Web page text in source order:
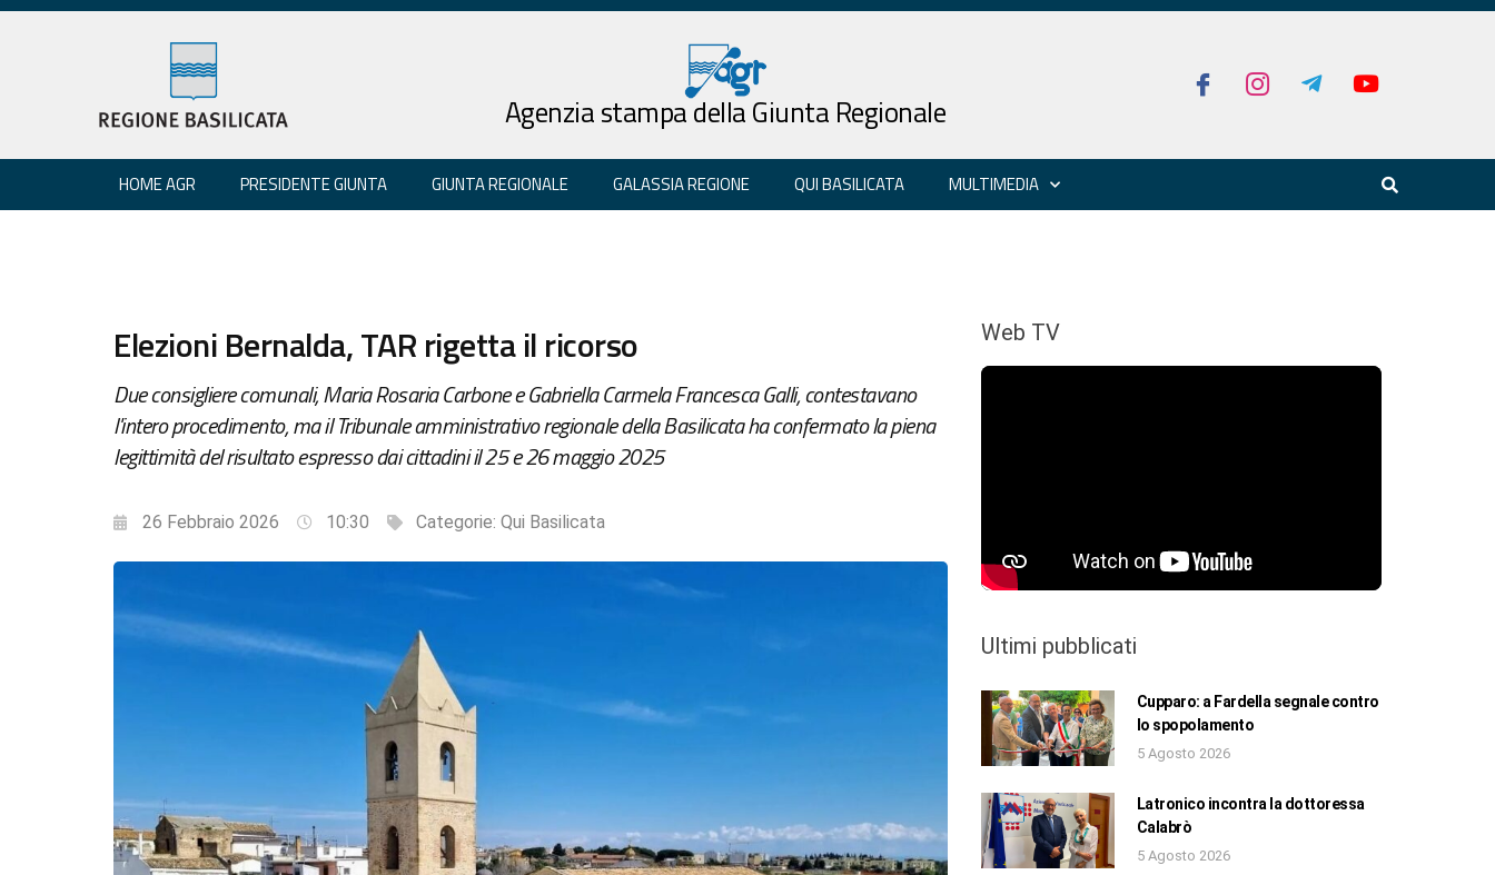
Agenzia stampa della Giunta Regionale
HOME AGR PRESIDENTE GIUNTA GIUNTA REGIONALE GALASSIA REGIONE QUI BASILICATA MULTIMEDIA
Elezioni Bernalda, TAR rigetta il ricorso
Due consigliere comunali, Maria Rosaria Carbone e Gabriella Carmela Francesca Galli, contestavano
l'intero procedimento, ma il Tribunale amministrativo regionale della Basilicata ha confermato la piena
legittimità del risultato espresso dai cittadini il 25 e 26 maggio 2025
26 Febbraio 2026 10:30 Categorie: Qui Basilicata
Web TV
Ultimi pubblicati
Cupparo: a Fardella segnale contro
lo spopolamento
5 Agosto 2026
Latronico incontra la dottoressa
Calabrò
5 Agosto 2026